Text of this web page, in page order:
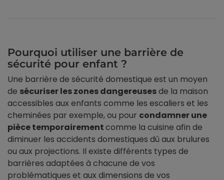
Pourquoi utiliser une barrière de
sécurité pour enfant ?
Une barrière de sécurité domestique est un moyen
de sécuriser les zones dangereusesde la maison
accessibles aux enfants comme les escaliers et les
cheminées par exemple, ou pour condamner une
pièce temporairementcomme la cuisine afin de
diminuer les accidents domestiques dû aux brulures
ou aux projections. Il existe différents types de
barrières adaptées à chacune de vos
problématiques et aux dimensions de vos